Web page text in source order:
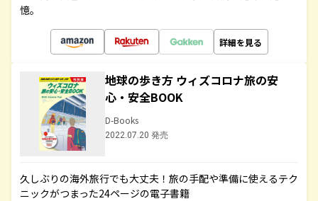
憶。
詳細を見る
地球の歩き方 ウィズコロナ旅の安
心・安全BOOK
D-Books
2022.07.20 発売
久しぶりの海外旅行でも大丈夫！旅の手配や準備に使えるテク
ニックがつまった24ページの電子書籍